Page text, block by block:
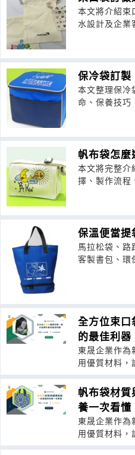
本文將介紹束
水設計及企業
保冷袋訂製
本文整理保冷
命、保養技巧
帆布袋怎麼
本文將完整介
擇、製作流程
保溫便當提
馬拉松袋、路
客製書包、環
全方位束口
的最佳利器
東晟企業作為
用優質材料，
帆布袋材
養一次看懂
東晟企業作為
用優質材料，